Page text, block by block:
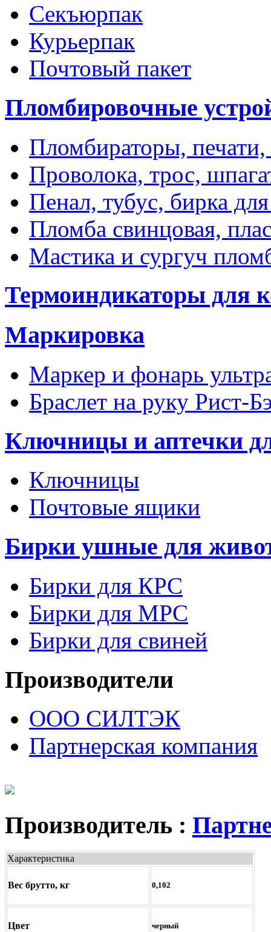
Секъюрпак
Курьерпак
Почтовый пакет
Пломбировочные
Пломбираторы, печати,
Проволока, трос,
Пенал, тубус, бирка
Пломба свинцовая,
Мастика и сургуч
Термоиндикаторы для
Маркировка
Маркер и фонарь
Браслет на руку Рист-
Ключницы и аптечки
Ключницы
Почтовые ящики
Бирки ушные для
Бирки для КРС
Бирки для МРС
Бирки для свиней
Производители
ООО СИЛТЭК
Партнерская компания
Производитель :
Характеристика
Вес брутто, кг 0,102
Цвет черный